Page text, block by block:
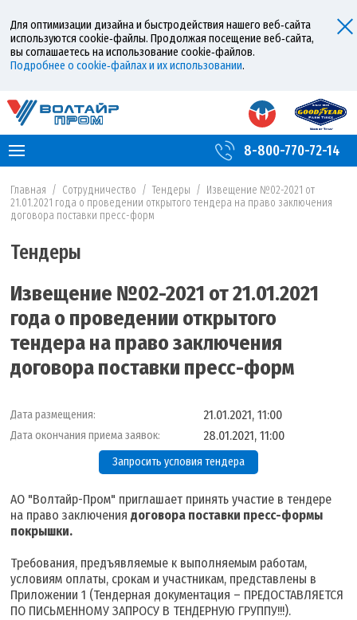
Для оптимизации дизайна и быстродействия нашего веб‑сайта
используются cookie‑файлы. Продолжая посещение веб‑сайта,
вы соглашаетесь на использование cookie‑файлов.
Подробнее о cookie‑файлах и их использовании.
8-800-770-72-14
Главная / Сотрудничество / Тендеры / Извещение №02-2021 от
21.01.2021 года о проведении открытого тендера на право заключения
договора поставки пресс-форм
Тендеры
Извещение №02-2021 от 21.01.2021
года о проведении открытого
тендера на право заключения
договора поставки пресс-форм
Дата размещения: 21.01.2021, 11:00
Дата окончания приема заявок: 28.01.2021, 11:00
Запросить условия тендера
АО "Волтайр-Пром" приглашает принять участие в тендере
на право заключениядоговора поставки пресс-формы
покрышки.
Требования, предъявляемые к выполняемым работам,
условиям оплаты, срокам и участникам, представлены в
Приложении 1 (Тендерная документация – ПРЕДОСТАВЛЯЕТСЯ
ПО ПИСЬМЕННОМУ ЗАПРОСУ В ТЕНДЕРНУЮ ГРУППУ!!!).